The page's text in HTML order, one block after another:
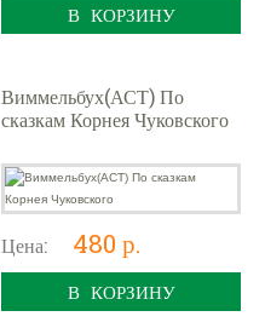
В КОРЗИНУ
Виммельбух(АСТ) По
сказкам Корнея Чуковского
Цена: 480 р.
В КОРЗИНУ